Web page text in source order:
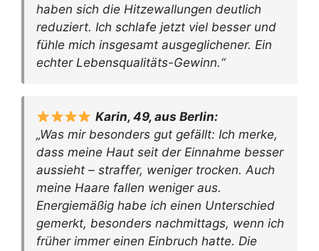
haben sich die Hitzewallungen deutlich
reduziert. Ich schlafe jetzt viel besser und
fühle mich insgesamt ausgeglichener. Ein
echter Lebensqualitäts-Gewinn.“
Karin, 49, aus Berlin:
„Was mir besonders gut gefällt: Ich merke,
dass meine Haut seit der Einnahme besser
aussieht – straffer, weniger trocken. Auch
meine Haare fallen weniger aus.
Energiemäßig habe ich einen Unterschied
gemerkt, besonders nachmittags, wenn ich
früher immer einen Einbruch hatte. Die